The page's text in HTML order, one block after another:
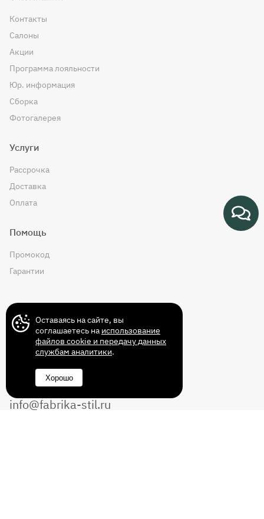
Контакты
Салоны
Акции
Программа лояльности
Юр. информация
Сборка
Фотогалерея
Услуги
Рассрочка
Доставка
Оплата
Помощь
Промокод
Гарантии
Контакты
+7 (499) 372-43-72
8 (800) 350-14-70
info@fabrika-stil.ru
Оставаясь на сайте, вы
соглашаетесь на использование
файлов cookie и передачу данных
службам аналитики.
Хорошо